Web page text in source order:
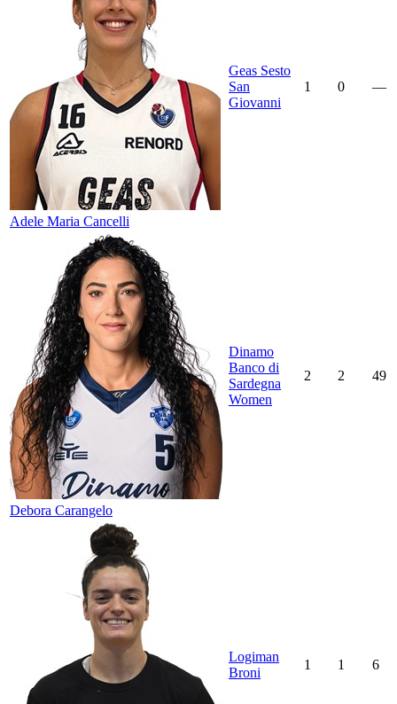
Adele Maria Cancelli
Geas Sesto
San
Giovanni
1 0 —
Debora Carangelo
Dinamo
Banco di
Sardegna
Women
2 2 49
Logiman
Broni
1 1 6